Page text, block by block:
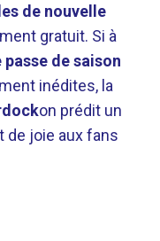
de nouvelle
gratuit. Si à
passe de saison
inédites, la
on prédit un
de joie aux fans